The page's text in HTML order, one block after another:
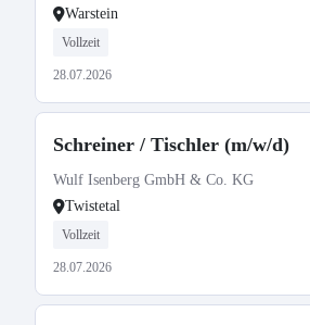
Warstein
Vollzeit
28.07.2026
Schreiner / Tischler (m/w/d)
Wulf Isenberg GmbH & Co. KG
Twistetal
Vollzeit
28.07.2026